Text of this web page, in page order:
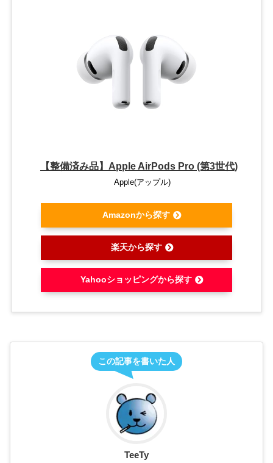
【整備済み品】Apple AirPods Pro (第3世代)
Apple(アップル)
Amazonから探す
楽天から探す
Yahooショッピングから探す
この記事を書いた人
TeeTy